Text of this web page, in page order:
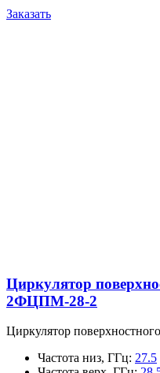
Заказать
Циркулятор
2ФЦПМ-28-2
Циркулятор
Частота низ, ГГц: 27.5